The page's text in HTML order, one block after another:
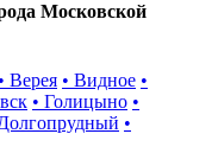
Московской
• Верея • Видное •
• Голицыно •
•